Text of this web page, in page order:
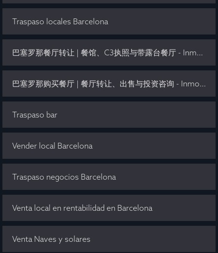
Traspaso locales Barcelona
巴塞罗那餐厅转让 | 餐馆、C3执照与带露台餐厅 - Inmo Olaya
巴塞罗那购买餐厅 | 餐厅转让、出售与投资咨询 - Inmo Olaya
Traspaso bar
Vender local Barcelona
Traspaso negocios Barcelona
Venta local en rentabilidad en Barcelona
Venta Naves y solares